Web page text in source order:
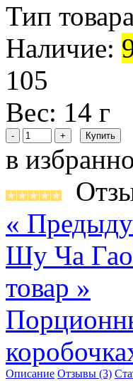
Тип
Наличие:
105
Вес: 14 г
в
«
Шу Ча Гао
товар »
Описание Отзывы (3)